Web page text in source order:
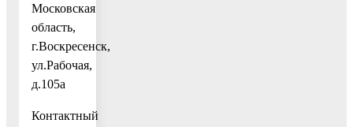
Московская
область,
г.Воскресенск,
ул.Рабочая,
д.105а
Контактный